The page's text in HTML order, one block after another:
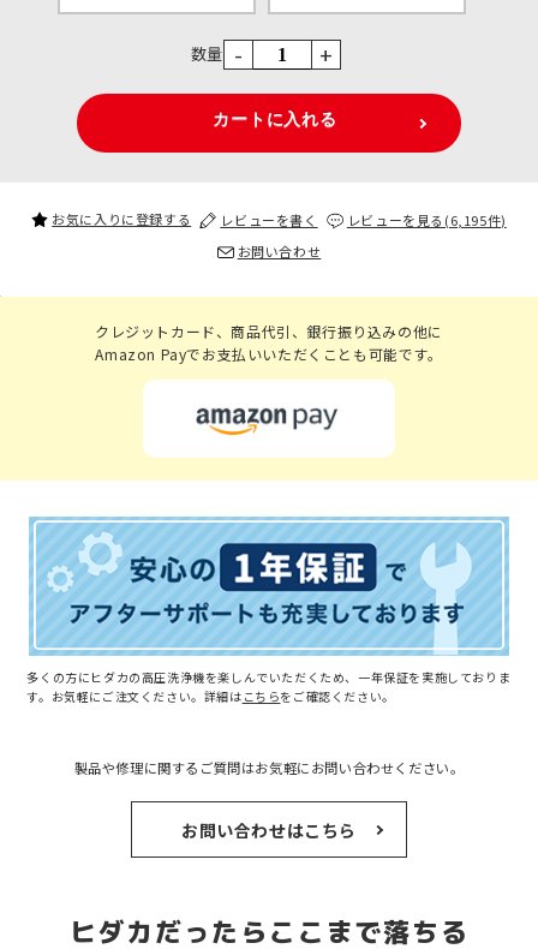
数量 - +
お気に入りに登録する レビューを書く
レビューを見る(6,195件)
お問い合わせ
クレジットカード、商品代引、銀行振り込みの他に
Amazon Payでお支払いいただくことも可能です。
多くの方にヒダカの高圧洗浄機を楽しんでいただくため、一年保証を実施しておりま
す。お気軽にご注文ください。詳細は こちらをご確認ください。
製品や修理に関するご質問はお気軽にお問い合わせください。
お問い合わせはこちら
ヒダカだったらここまで落ちる